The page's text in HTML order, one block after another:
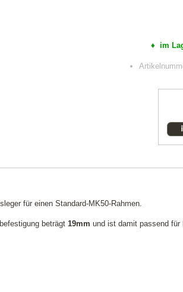
♦ im
für einen Standard-MK50-Rahmen.
beträgt 19mm und ist damit passend